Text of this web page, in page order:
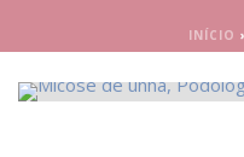
INÍCIO